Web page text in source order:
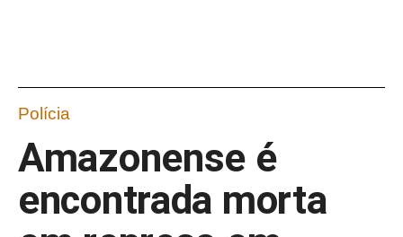
Polícia
Amazonense é
encontrada morta